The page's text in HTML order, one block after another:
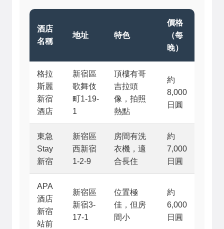
酒店
名稱
地址 特色
價格
（每
晚）
格拉
斯麗
新宿
酒店
新宿區
歌舞伎
町1-19-
1
頂樓有哥
吉拉頭
像，拍照
熱點
約
8,000
日圓
東急
Stay
新宿
新宿區
西新宿
1-2-9
房間有洗
衣機，適
合長住
約
7,000
日圓
APA
酒店
新宿
站前
新宿區
新宿3-
17-1
位置極
佳，但房
間小
約
6,000
日圓